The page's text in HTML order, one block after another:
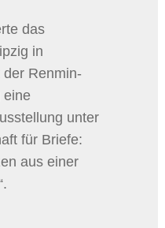
das
in
Renmin-
eine
unter
für Briefe:
aus einer